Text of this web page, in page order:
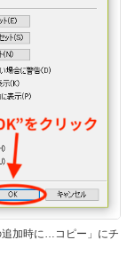
追加時に…コピー」にチ